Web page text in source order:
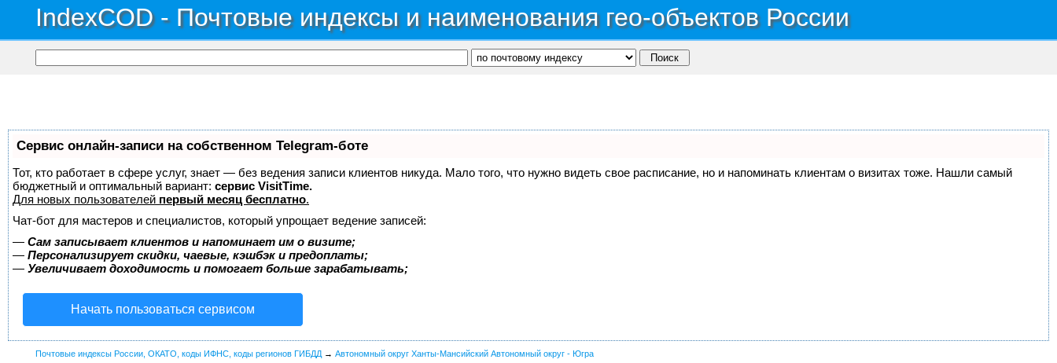
IndexCOD - Почтовые индексы и наименования гео-объектов России
Сервис онлайн-записи на собственном Telegram-боте
Тот, кто работает в сфере услуг, знает — без ведения записи клиентов никуда. Мало того, что нужно видеть свое расписание, но и напоминать клиентам о визитах тоже. Нашли самый
бюджетный и оптимальный вариант: сервис VisitTime.
Для новых пользователей первый месяц бесплатно.
Чат-бот для мастеров и специалистов, который упрощает ведение записей:
— Сам записывает клиентов и напоминает им о визите;
— Персонализирует скидки, чаевые, кэшбэк и предоплаты;
— Увеличивает доходимость и помогает больше зарабатывать;
Начать пользоваться сервисом
Почтовые индексы России, ОКАТО, коды ИФНС, коды регионов ГИБДД → Автономный округ Ханты-Мансийский Автономный округ - Югра